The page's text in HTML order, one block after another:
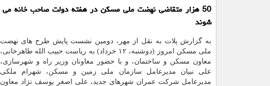
50 هزار متقاضی نهضت ملی مسکن در هفته دولت صاحب خانه می
شوند
به گزارش پلات به نقل از مهر، دومین نشست پایش طرح های نهضت
ملی مسکن امروز (دوشنبه، ۱۲ خرداد) به ریاست حبیب الله طاهرخانی،
معاون مسکن و ساختمان، و با حضور معاونان وزیر راه و شهرسازی،
علی نبیان مدیرعامل سازمان ملی زمین و مسکن، شهرام ملکی
مدیرعامل شرکت عمران شهرهای جدید، علی اصغر یوسف نژاد معاون